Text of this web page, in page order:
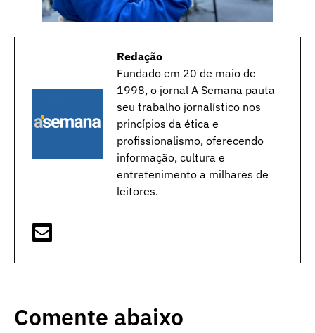
Redação
Fundado em 20 de maio de
1998, o jornal A Semana pauta
seu trabalho jornalístico nos
princípios da ética e
profissionalismo, oferecendo
informação, cultura e
entretenimento a milhares de
leitores.
Comente abaixo